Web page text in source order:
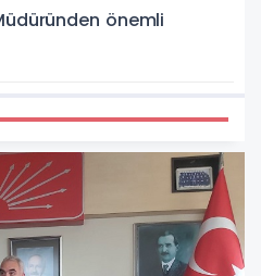
önemli